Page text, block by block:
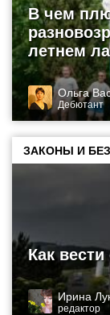
В чем
летнем
Ольга
Дебютант
ЗАКОНЫ И
Как
Ирина
редактор